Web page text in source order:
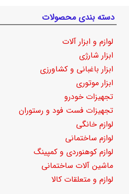
دسته بندی محصولات
لوازم و ابزار آلات
ابزار شارژی
ابزار باغبانی و کشاورزی
ابزار موتوری
تجهیزات خودرو
تجهیزات فست فود و رستوران
لوازم خانگی
لوازم ساختمانی
لوازم کوهنوردی و کمپینگ
ماشین آلات ساختمانی
لوازم و متعلقات کالا